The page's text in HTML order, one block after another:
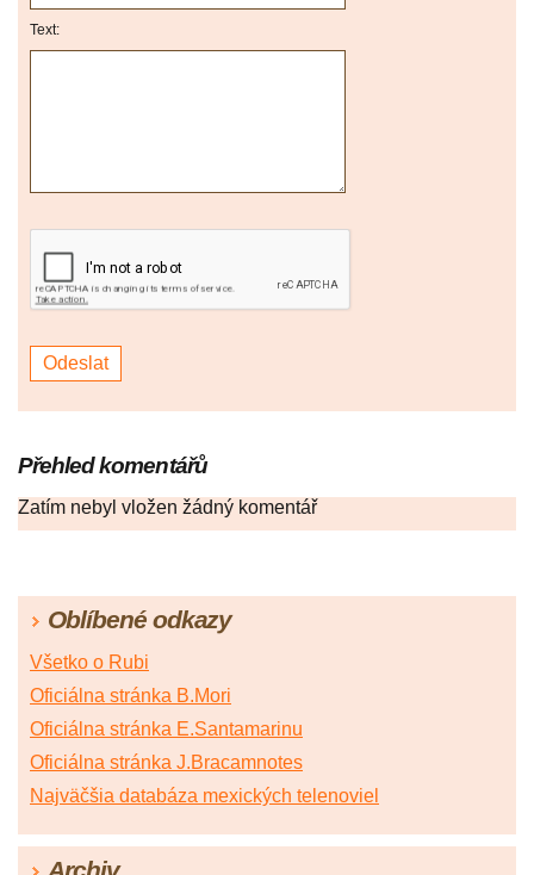
Text:
Přehled komentářů
Zatím nebyl vložen žádný komentář
Oblíbené odkazy
Všetko o Rubi
Oficiálna stránka B.Mori
Oficiálna stránka E.Santamarinu
Oficiálna stránka J.Bracamnotes
Najväčšia databáza mexických telenoviel